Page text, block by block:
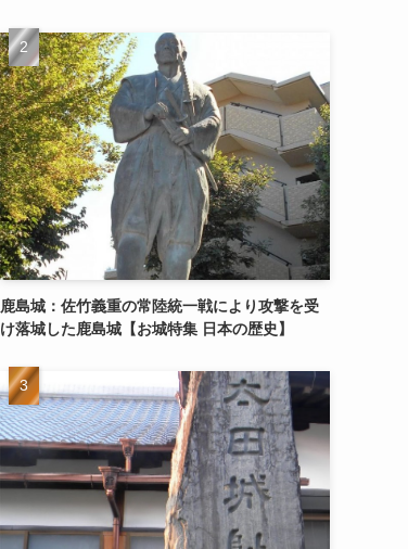
鹿島城：佐竹義重の常陸統一戦により攻撃を受
け落城した鹿島城【お城特集 日本の歴史】